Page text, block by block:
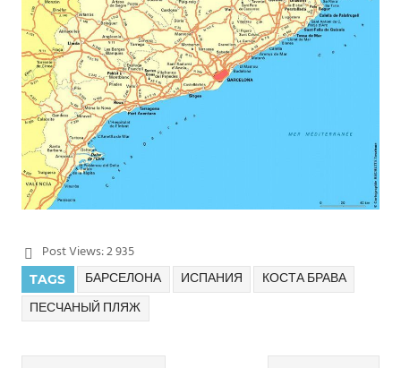
Post Views:2 935
TAGS БАРСЕЛОНА ИСПАНИЯ
КОСТА БРАВА
ПЕСЧАНЫЙ ПЛЯЖ